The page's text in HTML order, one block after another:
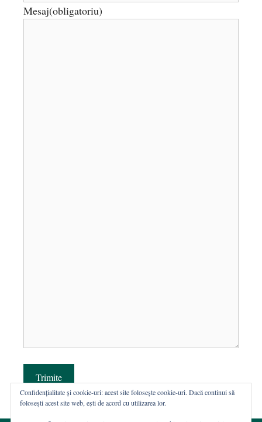
Mesaj(obligatoriu)
Trimite
Confidențialitate și cookie-uri: acest site folosește cookie-uri. Dacă continui să
folosești acest site web, ești de acord cu utilizarea lor.